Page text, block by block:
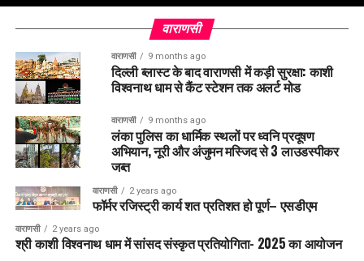
वाराणसी
वाराणसी 9 months ago
दिल्ली ब्लास्ट के बाद वाराणसी में कड़ी सुरक्षा: काशी
विश्वनाथ धाम से कैंट स्टेशन तक अलर्ट मोड
वाराणसी 9 months ago
लंका पुलिस का धार्मिक स्थलों पर ध्वनि प्रदूषण
अभियान, नूरी और अंजुमन मस्जिद से 3 लाउडस्पीकर
जब्त
वाराणसी 2 years ago
फॉर्मर रजिस्ट्री कार्य शत प्रतिशत हो पूर्ण– एसडीएम
वाराणसी 2 years ago
श्री काशी विश्वनाथ धाम में सांसद संस्कृत प्रतियोगिता- 2025 का आयोजन